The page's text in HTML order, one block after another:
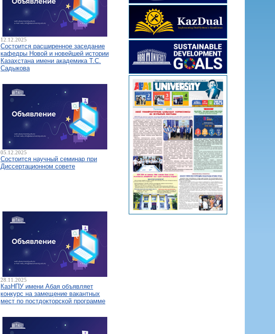
12.12.2025
Состоится расширенное заседание
кафедры Новой и новейшей истории
Казахстана имени академика Т.С.
Садыкова
05.12.2025
Состоится научный семинар при
Диссертационном совете
28.11.2025
КазНПУ имени Абая объявляет
конкурс на замещение вакантных
мест по постдокторской программе